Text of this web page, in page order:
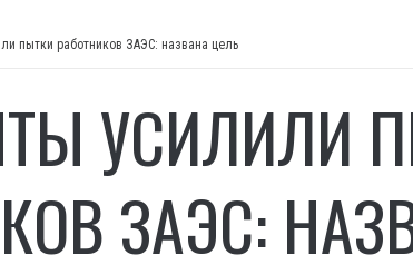
пытки работников ЗАЭС: названа цель
УСИЛИЛИ
ЗАЭС: